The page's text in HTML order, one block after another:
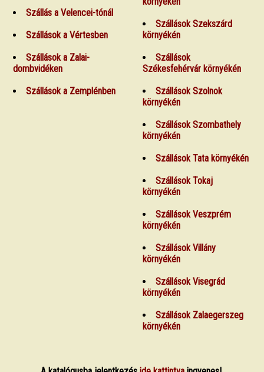
Szállás a Velencei-tónál
Szállások a Vértesben
Szállások a Zalai-
dombvidéken
Szállások a Zemplénben
Szállások Szekszárd
környékén
Szállások
Székesfehérvár környékén
Szállások Szolnok
környékén
Szállások Szombathely
környékén
Szállások Tata környékén
Szállások Tokaj
környékén
Szállások Veszprém
környékén
Szállások Villány
környékén
Szállások Visegrád
környékén
Szállások Zalaegerszeg
környékén